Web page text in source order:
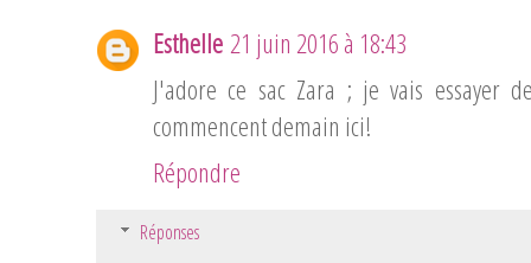
Esthelle21 juin 2016 à 18:43
J'adore ce sac Zara ; je vais essayer
commencent demain ici!
Répondre
Réponses